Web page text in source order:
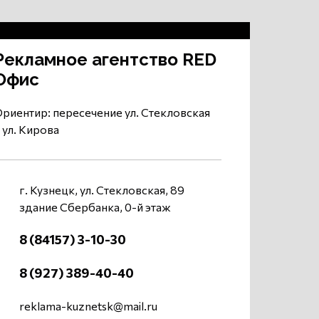
агентство RED
пересечение ул. Стекловская
ул. Кирова
г. Кузнецк, ул. Стекловская, 89
здание Сбербанка, 0-й этаж
8 (84157) 3-10-30
8 (927) 389-40-40
reklama-kuznetsk@mail.ru